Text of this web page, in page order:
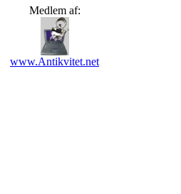
Medlem af:
www.Antikvitet.net